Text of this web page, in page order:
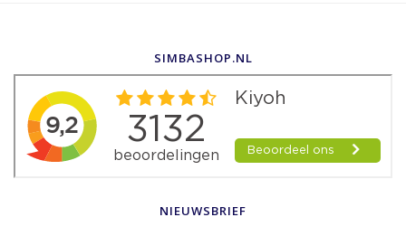
SIMBASHOP.NL
NIEUWSBRIEF